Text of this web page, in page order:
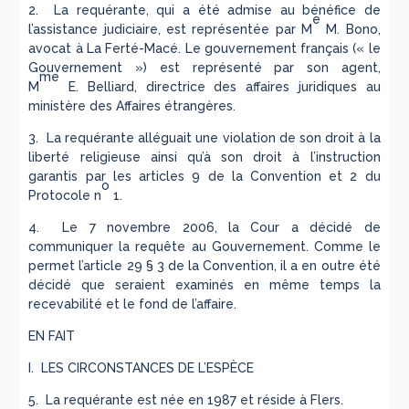
2. La requérante, qui a été admise au bénéfice de
l’assistance judiciaire, est représentée par M
e
M. Bono,
avocat à La Ferté-Macé. Le gouvernement français (« le
Gouvernement ») est représenté par son agent,
M
me
E. Belliard, directrice des affaires juridiques au
ministère des Affaires étrangères.
3. La requérante alléguait une violation de son droit à la
liberté religieuse ainsi qu’à son droit à l’instruction
garantis par les articles 9 de la Convention et 2 du
Protocole n
o
1.
4. Le 7 novembre 2006, la Cour a décidé de
communiquer la requête au Gouvernement. Comme le
permet l’article 29 § 3 de la Convention, il a en outre été
décidé que seraient examinés en même temps la
recevabilité et le fond de l’affaire.
EN FAIT
I. LES CIRCONSTANCES DE L’ESPÈCE
5. La requérante est née en 1987 et réside à Flers.